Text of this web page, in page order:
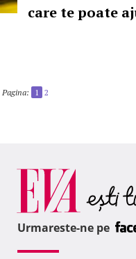
care te poate
Pagina: 1 2
Urmareste-ne pe